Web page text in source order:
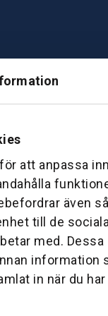
att anpassa
även
till de
med. Dessa
information
in när du